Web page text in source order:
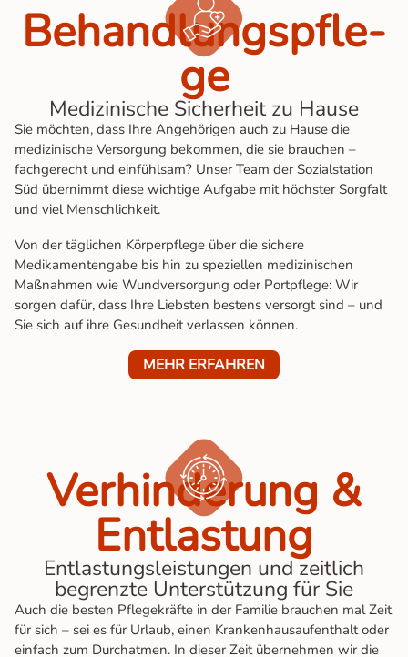
Behand­lungs­pfle­
ge
Medizinische Sicherheit zu Hause
Sie möchten, dass Ihre Angehörigen auch zu Hause die
medizinische Versorgung bekommen, die sie brauchen –
fachgerecht und einfühlsam? Unser Team der Sozialstation
Süd übernimmt diese wichtige Aufgabe mit höchster Sorgfalt
und viel Menschlichkeit.
Von der täglichen Körperpflege über die sichere
Medikamentengabe bis hin zu speziellen medizinischen
Maßnahmen wie Wundversorgung oder Portpflege: Wir
sorgen dafür, dass Ihre Liebsten bestens versorgt sind – und
Sie sich auf ihre Gesundheit verlassen können.
MEHR ERFAHREN
Verhin­de­rung &
Ent­las­tung
Entlastungsleistungen und zeitlich
begrenzte Unterstützung für Sie
Auch die besten Pflegekräfte in der Familie brauchen mal Zeit
für sich – sei es für Urlaub, einen Krankenhausaufenthalt oder
einfach zum Durchatmen. In dieser Zeit übernehmen wir die